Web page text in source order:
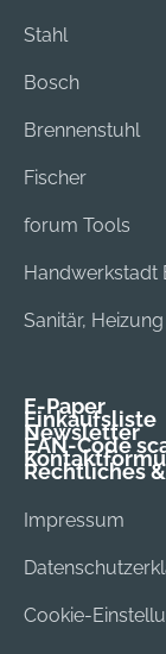
Stahl
Bosch
Brennenstuhl
Fischer
forum Tools
Handwerkstadt
Sanitär,
E-Paper
Einkaufsliste
Newsletter
EAN-Code
Rechtliches
Impressum
Cookie-